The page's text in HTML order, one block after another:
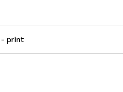
print